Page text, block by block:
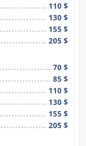
110 $
130 $
155 $
205 $
70 $
85 $
110 $
130 $
155 $
205 $